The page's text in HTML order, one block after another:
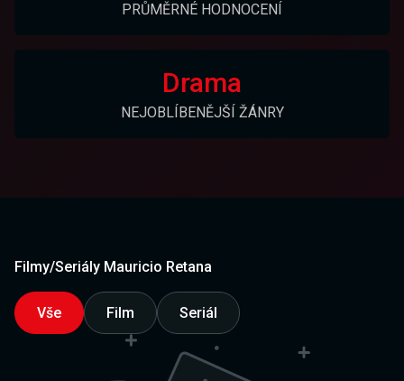
PRŮMĚRNÉ HODNOCENÍ
Drama
NEJOBLÍBENĚJŠÍ ŽÁNRY
Filmy/Seriály Mauricio Retana
Vše Film Seriál